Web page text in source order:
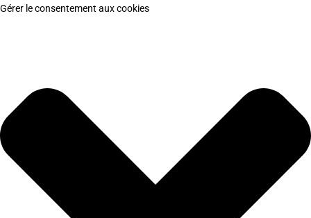
Gérer le consentement aux cookies